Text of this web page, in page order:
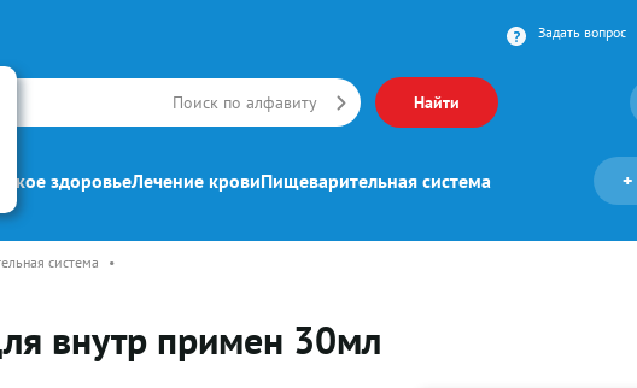
Задать вопрос
Поиск по алфавиту Найти
здоровьеЛечение кровиПищеварительная система +
система •
внутр примен 30мл